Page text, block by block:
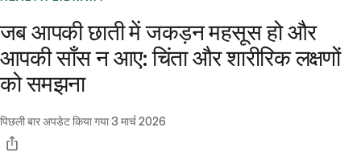
जब आपकी छाती में जकड़न महसूस हो और
आपकी साँस न आए: चिंता और शारीरिक लक्षणों
को समझना
पिछली बार अपडेट किया गया3 मार्च 2026